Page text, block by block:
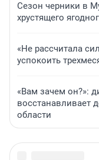
Сезон черники в
хрустящего
«Не рассчитала
успокоить
«Вам зачем он?»:
восстанавливает
области